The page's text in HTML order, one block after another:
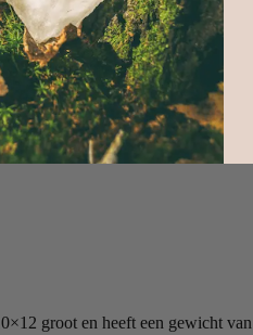
groot en heeft een gewicht